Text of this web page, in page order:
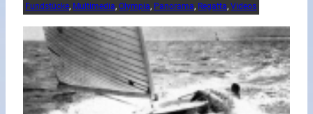
Fundstücke, Multimedia, Olympia, Panorama, Regatta, Videos